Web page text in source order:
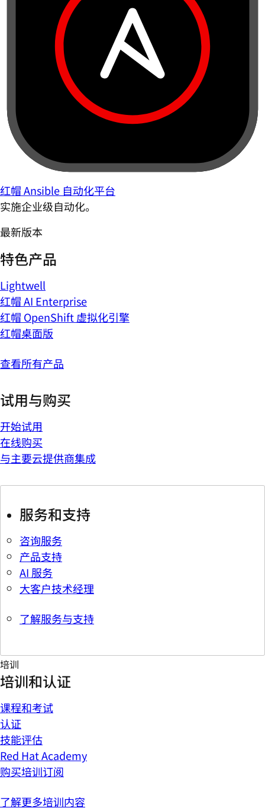
红帽 Ansible 自动化平台
实施企业级自动化。
最新版本
特色产品
Lightwell
红帽 AI Enterprise
红帽 OpenShift 虚拟化引擎
红帽桌面版
查看所有产品
试用与购买
开始试用
在线购买
与主要云提供商集成
服务和支持
咨询服务
产品支持
AI 服务
大客户技术经理
了解服务与支持
培训
培训和认证
课程和考试
认证
技能评估
Red Hat Academy
购买培训订阅
了解更多培训内容